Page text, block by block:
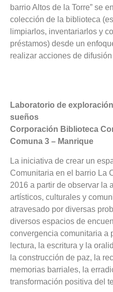
barrio Altos de la Torre” se
colección de la biblioteca
limpiarlos, inventariarlos y
préstamos) desde un
realizar acciones de
Laboratorio de
sueños
Corporación Biblioteca
Comuna 3 – Manrique
La iniciativa de crear un
Comunitaria en el barrio La
2016 a partir de observar la
artísticos, culturales y
atravesado por diversas
diversos espacios de
convergencia comunitaria a
lectura, la escritura y la
la construcción de paz, la
memorias barriales, la
transformación positiva del